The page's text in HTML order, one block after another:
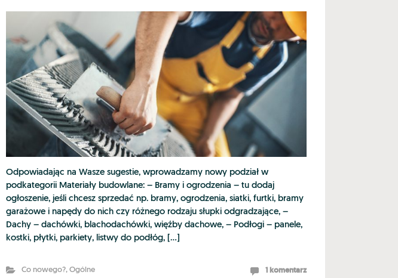
Odpowiadając na Wasze sugestie, wprowadzamy nowy podział w
podkategorii Materiały budowlane: – Bramy i ogrodzenia – tu dodaj
ogłoszenie, jeśli chcesz sprzedać np. bramy, ogrodzenia, siatki, furtki, bramy
garażowe i napędy do nich czy różnego rodzaju słupki odgradzające, –
Dachy – dachówki, blachodachówki, więźby dachowe, – Podłogi – panele,
kostki, płytki, parkiety, listwy do podłóg, […]
Co nowego?, Ogólne 1 komentarz